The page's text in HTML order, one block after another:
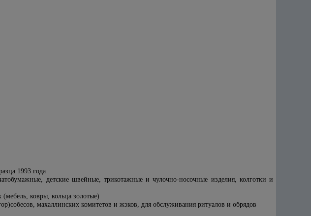
1993 года
детские швейные, трикотажные и чулочно-носочные изделия, колготки и
ковры, кольца золотые)
махаллинских комитетов и жэков, для обслуживания ритуалов и обрядов